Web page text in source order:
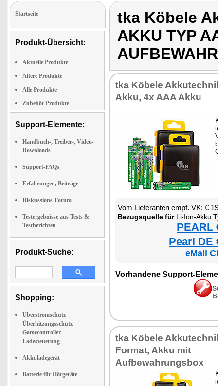
Startseite
Produkt-Übersicht:
Aktuelle Produkte
Ältere Produkte
Alle Produkte
Zubehör Produkte
Support-Elemente:
Handbuch-, Treiber-, Video-
Downloads
Support-FAQs
Erfahrungen, Beiträge
Diskussions-Forum
Testergebnisse aus Tests &
Testberichten
Produkt-Suche:
Shopping:
Überstromschutz
Überhitzungsschutz
Gamecontroller
Ladesteuerung
Akkuladegerät
Batterie für Hörgeräte
tka Köbele
AKKU TYP
tka Köbele
Akku, 4x AAA Akku
Vom Lieferanten empf. VK: €
Bezugsquelle fürLi-Ion-Akku
PEARL
Pearl DE
eMall
Vorhandene Support-
tka Köbele
Format, Akku mit
Aufbewahrungsbox